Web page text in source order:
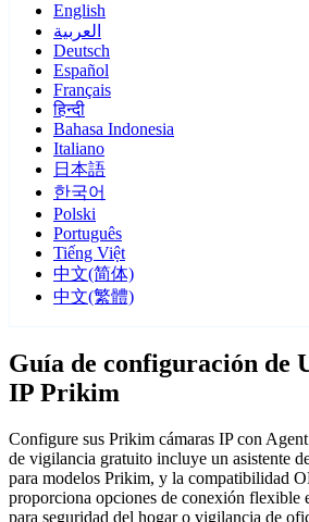
English
العربية
Deutsch
Español
Français
हिन्दी
Bahasa Indonesia
Italiano
日本語
한국어
Polski
Português
Tiếng Việt
中文(简体)
中文(繁體)
Guía de configuración de
IP Prikim
Configure sus Prikim cámaras IP con
de vigilancia gratuito incluye un asistente
para modelos Prikim, y la compatibilidad
proporciona opciones de conexión flexible
para seguridad del hogar o vigilancia de